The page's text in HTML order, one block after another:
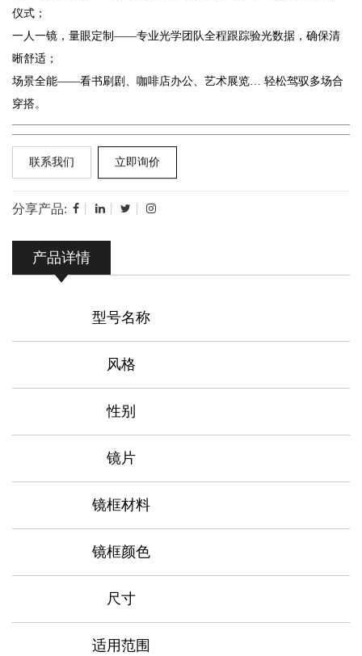
仪式；
一人一镜，量眼定制——专业光学团队全程跟踪验光数据，确保清
晰舒适；
场景全能——看书刷剧、咖啡店办公、艺术展览… 轻松驾驭多场合
穿搭。
联系我们 立即询价
分享产品:
产品详情
型号名称
风格
性别
镜片
镜框材料
镜框颜色
尺寸
适用范围